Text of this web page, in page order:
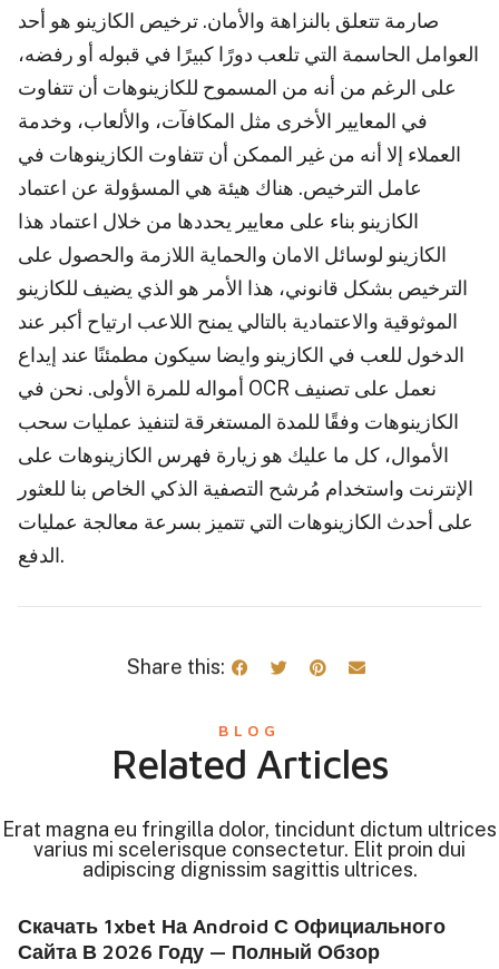
صارمة تتعلق بالنزاهة والأمان. ترخيص الكازينو هو أحد
العوامل الحاسمة التي تلعب دورًا كبيرًا في قبوله أو رفضه،
على الرغم من أنه من المسموح للكازينوهات أن تتفاوت
في المعايير الأخرى مثل المكافآت، والألعاب، وخدمة
العملاء إلا أنه من غير الممكن أن تتفاوت الكازينوهات في
عامل الترخيص. هناك هيئة هي المسؤولة عن اعتماد
الكازينو بناء على معايير يحددها من خلال اعتماد هذا
الكازينو لوسائل الامان والحماية اللازمة والحصول على
الترخيص بشكل قانوني، هذا الأمر هو الذي يضيف للكازينو
الموثوقية والاعتمادية بالتالي يمنح اللاعب ارتياح أكبر عند
الدخول للعب في الكازينو وايضا سيكون مطمئنًا عند إيداع
أمواله للمرة الأولى. نحن في OCR نعمل على تصنيف
الكازينوهات وفقًا للمدة المستغرقة لتنفيذ عمليات سحب
الأموال، كل ما عليك هو زيارة فهرس الكازينوهات على
الإنترنت واستخدام مُرشح التصفية الذكي الخاص بنا للعثور
على أحدث الكازينوهات التي تتميز بسرعة معالجة عمليات
الدفع.
Share this:
BLOG
Related Articles
Erat magna eu fringilla dolor, tincidunt dictum ultrices
varius mi scelerisque consectetur. Elit proin dui
adipiscing dignissim sagittis ultrices.
Скачать 1xbet На Android С Официального
Сайта В 2026 Году — Полный Обзор